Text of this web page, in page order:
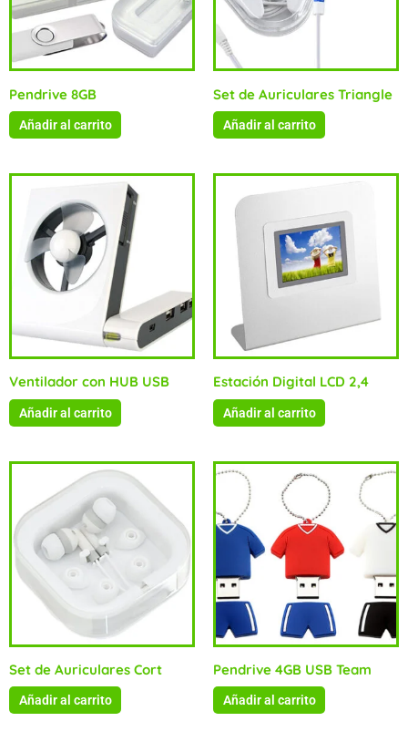
Pendrive 8GB
Añadir al carrito
Set de Auriculares Triangle
Añadir al carrito
Ventilador con HUB USB
Añadir al carrito
Estación Digital LCD 2,4
Añadir al carrito
Set de Auriculares Cort
Añadir al carrito
Pendrive 4GB USB Team
Añadir al carrito